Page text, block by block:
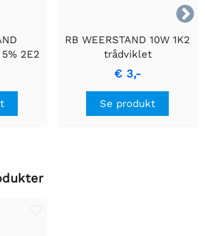

2E2
RB WEERSTAND 10W 1K2
trådviklet
cementmodstand med
keramisk hus.
€ 3,-
Se produkt